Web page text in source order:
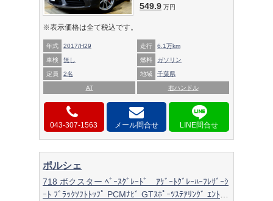
549.9 万円
※表示価格は全て税込です。
年式 2017/H29 走行 6.1万km
車検 無し 燃料 ガソリン
定員 2名 地域 千葉県
AT 右ハンドル
043-307-1563 メール問合せ
ポルシェ
718 ボクスター ﾍﾞｰｽｸﾞﾚｰﾄﾞ ｱｹﾞｰﾄｸﾞﾚｰﾊｰﾌﾚｻﾞｰｼ
ｰﾄ ﾌﾞﾗｯｸｿﾌﾄﾄｯﾌﾟ PCMﾅﾋﾞ GTｽﾎﾟｰﾂｽﾃｱﾘﾝｸﾞ ｴﾝﾄﾘｰ